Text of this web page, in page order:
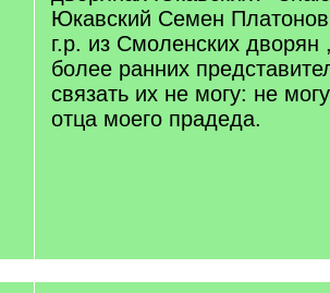
Юкавский Семен
г.р. из Смоленских
более ранних
связать их не могу: не
отца моего прадеда.